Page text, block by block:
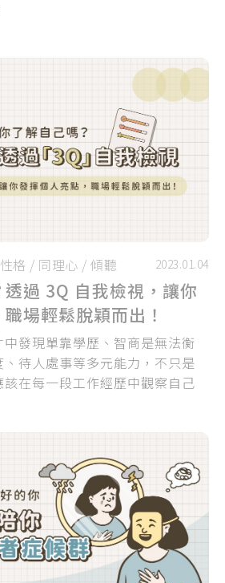
性格 / 同理心 / 傾聽 2023.01.04
過 3Q 自我檢視，讓你
場輕鬆脫穎而出！
發現單靠學歷、智商是無法衡
待人處事等多元能力，不只是
在每一段工作經歷中觀察自己